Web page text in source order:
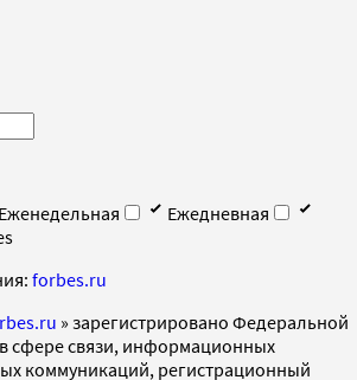
Еженедельная
Ежедневная
forbes.ru
» зарегистрировано Федеральной
сфере связи, информационных
коммуникаций, регистрационный